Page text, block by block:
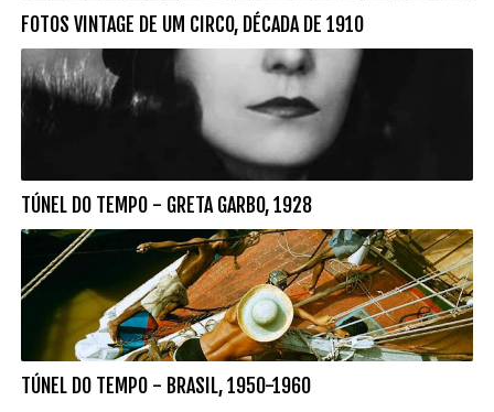
FOTOS VINTAGE DE UM CIRCO, DÉCADA DE 1910
TÚNEL DO TEMPO - GRETA GARBO, 1928
TÚNEL DO TEMPO - BRASIL, 1950-1960